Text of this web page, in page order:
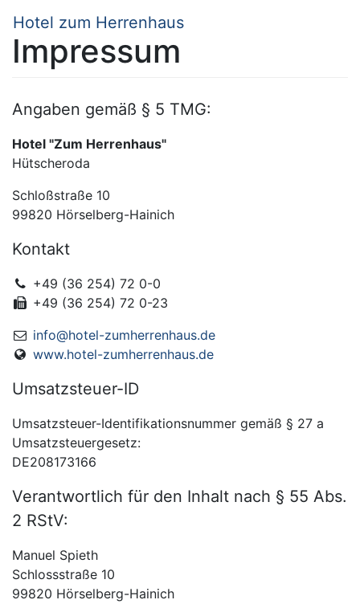
Hotel zum Herrenhaus
Impressum
Angaben gemäß § 5 TMG:
Hotel "Zum Herrenhaus"
Hütscheroda
Schloßstraße 10
99820 Hörselberg-Hainich
Kontakt
+49 (36 254) 72 0-0
+49 (36 254) 72 0-23
info@hotel-zumherrenhaus.de
www.hotel-zumherrenhaus.de
Umsatzsteuer-ID
Umsatzsteuer-Identifikationsnummer gemäß § 27 a
Umsatzsteuergesetz:
DE208173166
Verantwortlich für den Inhalt nach § 55 Abs.
2 RStV:
Manuel Spieth
Schlossstraße 10
99820 Hörselberg-Hainich